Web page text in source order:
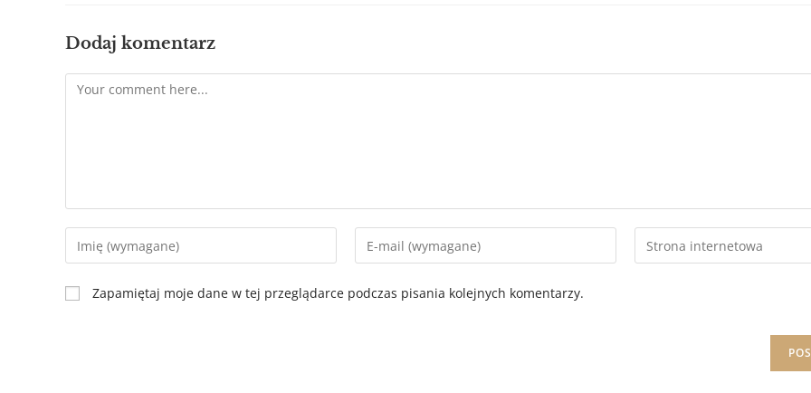
Dodaj komentarz
Zapamiętaj moje dane w tej przeglądarce podczas pisania kolejnych komentarzy.